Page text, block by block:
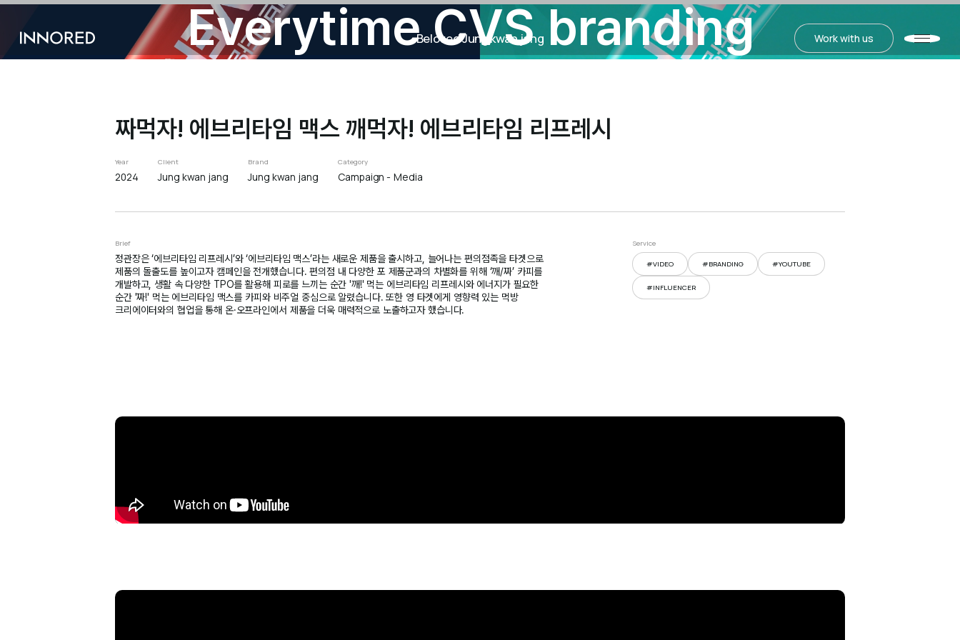
INNORED Beloved Jung kwan jang Work with us
Everytime CVS branding
짜먹자! 에브리타임 맥스 깨먹자! 에브리타임 리프레시
Year
2024
Client
Jung kwan jang
Brand
Jung kwan jang
Category
Campaign Media
Brief
정관장은 ‘에브리타임 리프레시’와 ‘에브리타임 맥스’라는 새로운 제품을 출시하고, 늘어나는 편의점족을 타겟으로
제품의 돌출도를 높이고자 캠페인을 전개했습니다. 편의점 내 다양한 포 제품군과의 차별화를 위해 ‘깨/짜’ 카피를
개발하고, 생활 속 다양한 TPO를 활용해 피로를 느끼는 순간 '깨!' 먹는 에브리타임 리프레시와 에너지가 필요한
순간 '짜!' 먹는 에브리타임 맥스를 카피와 비주얼 중심으로 알렸습니다. 또한 영 타겟에게 영향력 있는 먹방
크리에이터와의 협업을 통해 온·오프라인에서 제품을 더욱 매력적으로 노출하고자 했습니다.
Service
#VIDEO #BRANDING #YOUTUBE
#INFLUENCER